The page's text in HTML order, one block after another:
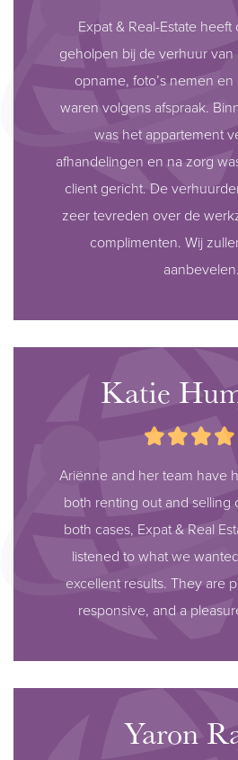
Expat & Real-Estate
geholpen bij de verhuur
opname, foto’s nemen
waren volgens afspraak.
was het appartement
afhandelingen en na zorg
client gericht. De
zeer tevreden over de
complimenten. Wij
aanbevelen.
Katie
Ariënne and her team have
both renting out and selling
both cases, Expat & Real
listened to what we
excellent results. They are
responsive, and a
Yaron